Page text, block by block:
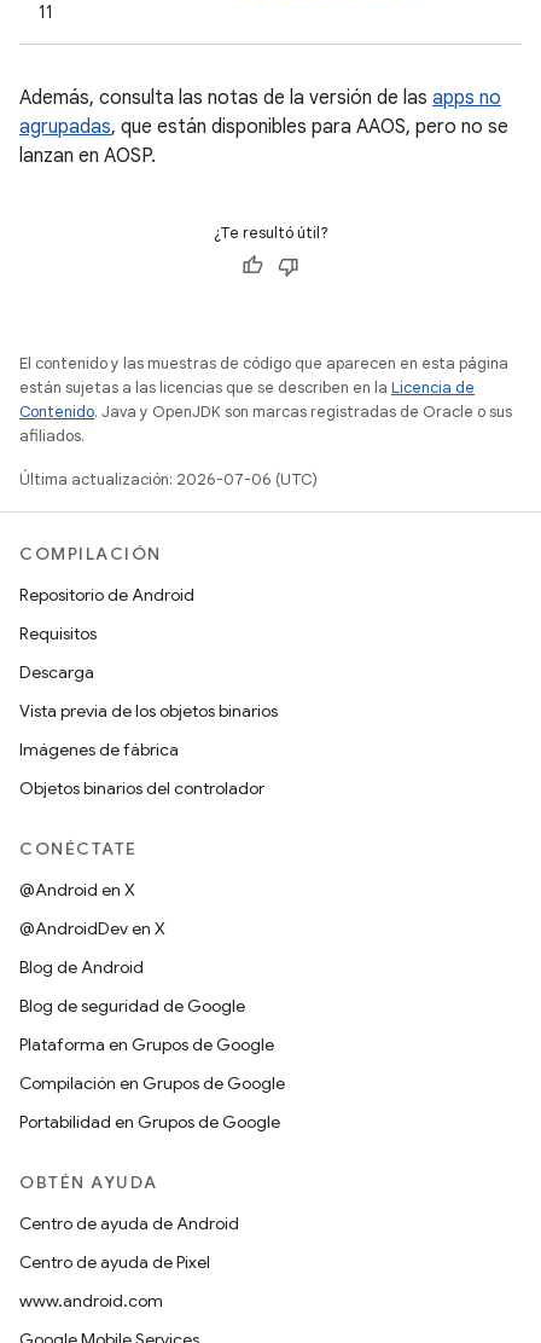
11
Además, consulta las notas de la versión de las apps no
agrupadas, que están disponibles para AAOS, pero no se
lanzan en AOSP.
¿Te resultó útil?
El contenido y las muestras de código que aparecen en esta página
están sujetas a las licencias que se describen en la Licencia de
Contenido. Java y OpenJDK son marcas registradas de Oracle o sus
afiliados.
Última actualización: 2026-07-06 (UTC)
COMPILACIÓN
Repositorio de Android
Requisitos
Descarga
Vista previa de los objetos binarios
Imágenes de fábrica
Objetos binarios del controlador
CONÉCTATE
@Android en X
@AndroidDev en X
Blog de Android
Blog de seguridad de Google
Plataforma en Grupos de Google
Compilación en Grupos de Google
Portabilidad en Grupos de Google
OBTÉN AYUDA
Centro de ayuda de Android
Centro de ayuda de Pixel
www.android.com